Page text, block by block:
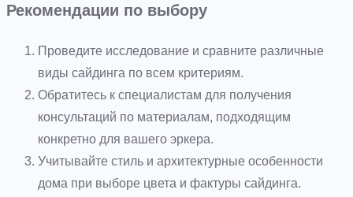
Рекомендации по выбору
Проведите исследование и сравните различные
виды сайдинга по всем критериям.
Обратитесь к специалистам для получения
консультаций по материалам, подходящим
конкретно для вашего эркера.
Учитывайте стиль и архитектурные особенности
дома при выборе цвета и фактуры сайдинга.